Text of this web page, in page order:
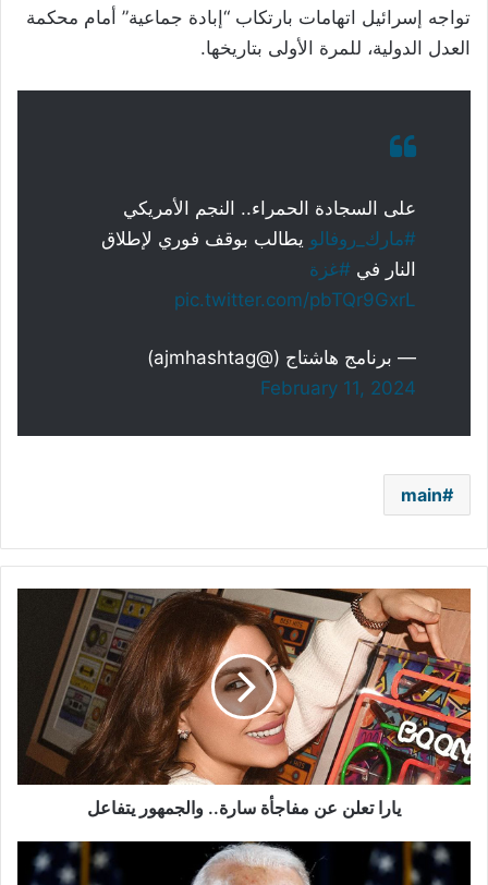
تواجه إسرائيل اتهامات بارتكاب “إبادة جماعية” أمام محكمة
العدل الدولية، للمرة الأولى بتاريخها.
على السجادة الحمراء.. النجم الأمريكي
#مارك_روفالو يطالب بوقف فوري لإطلاق
النار في #غزة
pic.twitter.com/pbTQr9GxrL
— برنامج هاشتاج (@ajmhashtag)
February 11, 2024
main
عن
مفاجأة
سارة..
والجمهور
يتفاعل
يارا تعلن عن مفاجأة سارة.. والجمهور يتفاعل
استعدادًا
للانتخابات